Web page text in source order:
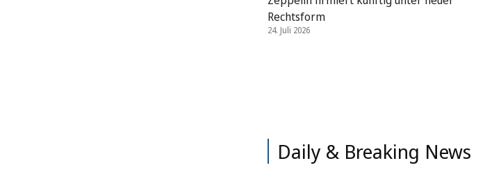
Rechtsform
24. Juli 2026
Daily & Breaking News